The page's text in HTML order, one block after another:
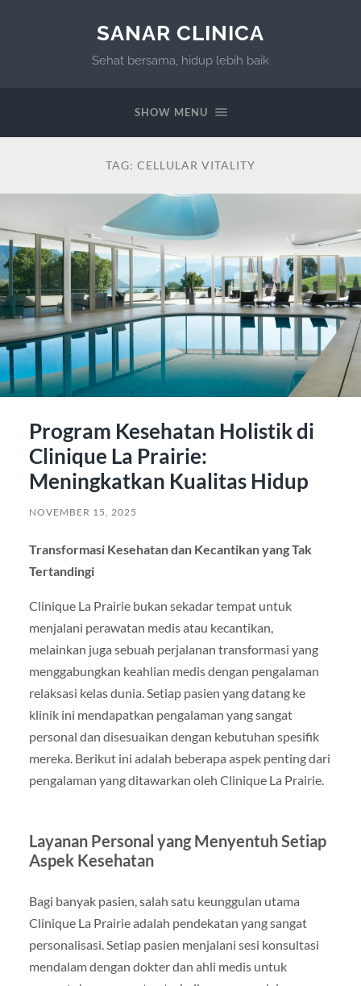
SANAR CLINICA
Sehat bersama, hidup lebih baik
SHOW MENU
TAG: CELLULAR VITALITY
Program Kesehatan Holistik di
Clinique La Prairie:
Meningkatkan Kualitas Hidup
NOVEMBER 15, 2025
Transformasi Kesehatan dan Kecantikan yang Tak
Tertandingi
Clinique La Prairie bukan sekadar tempat untuk
menjalani perawatan medis atau kecantikan,
melainkan juga sebuah perjalanan transformasi yang
menggabungkan keahlian medis dengan pengalaman
relaksasi kelas dunia. Setiap pasien yang datang ke
klinik ini mendapatkan pengalaman yang sangat
personal dan disesuaikan dengan kebutuhan spesifik
mereka. Berikut ini adalah beberapa aspek penting dari
pengalaman yang ditawarkan oleh Clinique La Prairie.
Layanan Personal yang Menyentuh Setiap
Aspek Kesehatan
Bagi banyak pasien, salah satu keunggulan utama
Clinique La Prairie adalah pendekatan yang sangat
personalisasi. Setiap pasien menjalani sesi konsultasi
mendalam dengan dokter dan ahli medis untuk